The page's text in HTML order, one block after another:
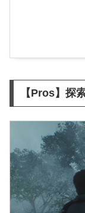
【Pros】探